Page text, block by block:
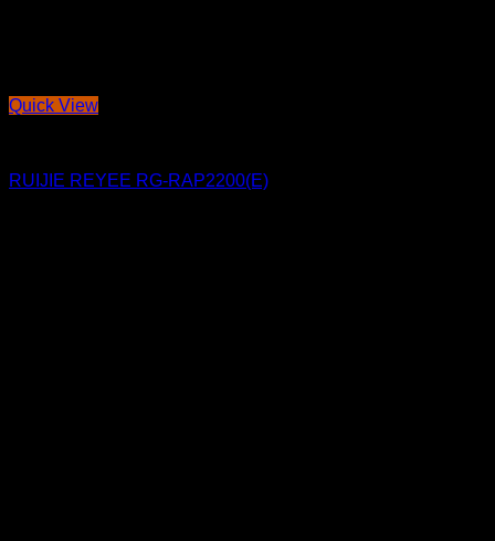
Quick View
RUIJIE REYEE RG-RAP2200(E)